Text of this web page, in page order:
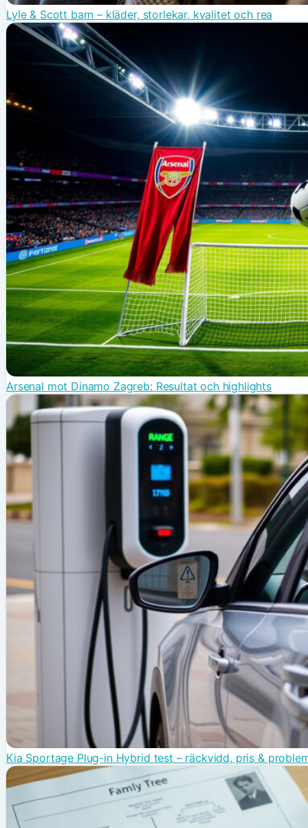
Lyle & Scott barn – kläder, storlekar, kvalitet och rea
Arsenal mot Dinamo Zagreb: Resultat och highlights
Kia Sportage Plug-in Hybrid test – räckvidd, pris &